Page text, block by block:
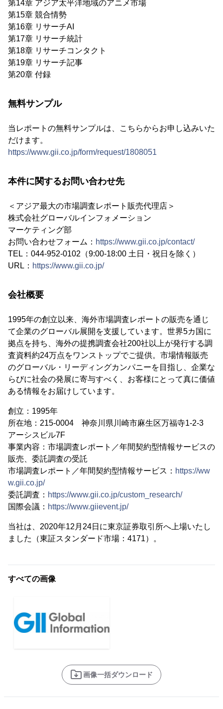
第14章 アジア太平洋地域のアニメ市場
第15章 競合情勢
第16章 リサーチAI
第17章 リサーチ統計
第18章 リサーチコンタクト
第19章 リサーチ記事
第20章 付録
無料サンプル
当レポートの無料サンプルは、こちらからお申し込みいた
だけます。
https://www.gii.co.jp/form/request/1808051
本件に関するお問い合わせ先
＜アジア最大の市場調査レポート販売代理店＞
株式会社グローバルインフォメーション
マーケティング部
お問い合わせフォーム： https://www.gii.co.jp/contact/
TEL：044-952-0102（9:00-18:00 土日・祝日を除く）
URL： https://www.gii.co.jp/
会社概要
1995年の創立以来、海外市場調査レポートの販売を通じ
て企業のグローバル展開を支援しています。世界5カ国に
拠点を持ち、海外の提携調査会社200社以上が発行する調
査資料約24万点をワンストップでご提供。市場情報販売
のグローバル・リーディングカンパニーを目指し、企業な
らびに社会の発展に寄与すべく、お客様にとって真に価値
ある情報をお届けしています。
創立：1995年
所在地：215-0004 神奈川県川崎市麻生区万福寺1-2-3
アーシスビル7F
事業内容：市場調査レポート／年間契約型情報サービスの
販売、委託調査の受託
市場調査レポート／年間契約型情報サービス： https://ww
w.gii.co.jp/
委託調査： https://www.gii.co.jp/custom_research/
国際会議： https://www.giievent.jp/
当社は、2020年12月24日に東京証券取引所へ上場いたし
ました（東証スタンダード市場：4171）。
すべての画像
画像一括ダウンロード